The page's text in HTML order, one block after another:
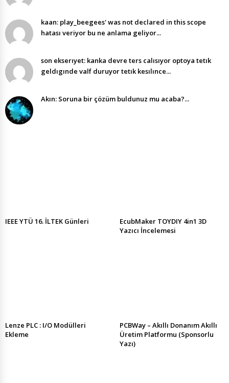
kaan: play_beegees' was not declared in this scope
hatası veriyor bu ne anlama geliyor...
son ekserıyet: kanka devre ters calısıyor optoya tetık
geldıgınde valf duruyor tetık kesılınce...
Akın: Soruna bir çözüm buldunuz mu acaba?...
IEEE YTÜ 16. İLTEK Günleri
EcubMaker TOYDIY 4in1 3D
Yazıcı İncelemesi
Lenze PLC : I/O Modülleri
Ekleme
PCBWay – Akıllı Donanım Akıllı
Üretim Platformu (Sponsorlu
Yazı)